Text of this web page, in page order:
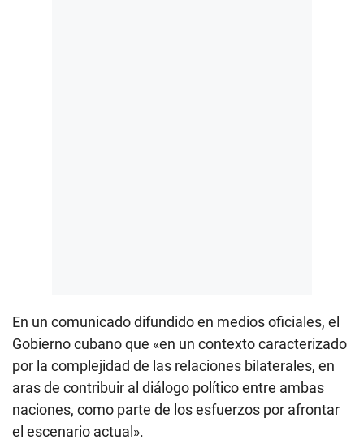
En un comunicado difundido en medios oficiales, el
Gobierno cubano que «en un contexto caracterizado
por la complejidad de las relaciones bilaterales, en
aras de contribuir al diálogo político entre ambas
naciones, como parte de los esfuerzos por afrontar
el escenario actual».